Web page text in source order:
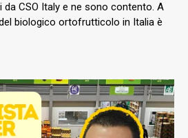
CSO Italy e ne sono contento. A
biologico ortofrutticolo in Italia è